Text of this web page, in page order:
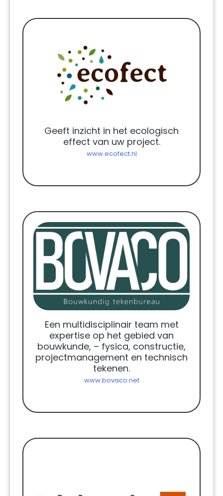
Geeft inzicht in het ecologisch
effect van uw project.
www.ecofect.nl
Een multidisciplinair team met
expertise op het gebied van
bouwkunde, – fysica, constructie,
projectmanagement en technisch
tekenen.
www.bovaco.net